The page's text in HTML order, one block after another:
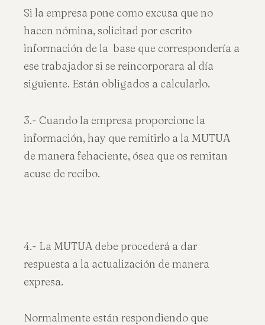
Si la empresa pone como excusa que no
hacen nómina, solicitad por escrito
información de la base que correspondería a
ese trabajador si se reincorporara al día
siguiente. Están obligados a calcularlo.
3.- Cuando la empresa proporcione la
información, hay que remitirlo a la MUTUA
de manera fehaciente, ósea que os remitan
acuse de recibo.
4.- La MUTUA debe procederá a dar
respuesta a la actualización de manera
expresa.
Normalmente están respondiendo que